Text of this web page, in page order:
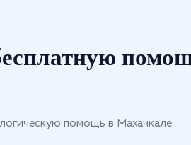
помощь в Махачкале: